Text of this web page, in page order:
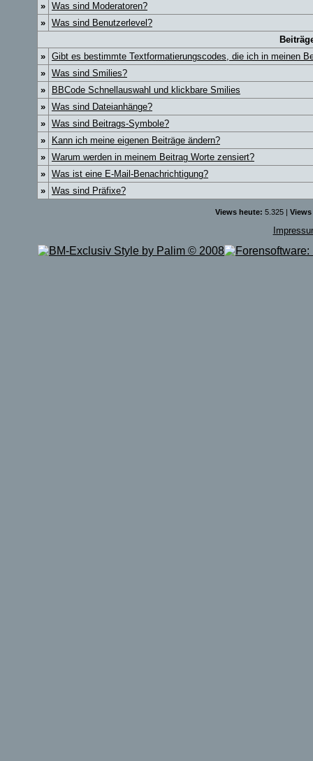
» Was sind Moderatoren?
» Was sind Benutzerlevel?
» Gibt es bestimmte Textformatierungscodes, die ich in meinen
» Was sind Smilies?
»
BBCode Schnellauswahl und klickbare Smilies
» Was sind Dateianhänge?
» Was sind Beitrags-Symbole?
»
Kann ich meine eigenen Beiträge ändern?
» Warum werden in meinem Beitrag Worte zensiert?
» Was ist eine E-Mail-Benachrichtigung?
» Was sind Präfixe?
Views heute: 5.325 |